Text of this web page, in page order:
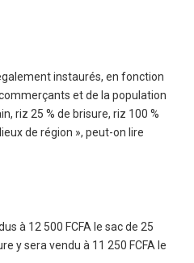
instaurés, en fonction
et de la population
riz 25 % de brisure, riz 100 %
de région », peut-on lire
à 12 500 FCFA le sac de 25
y sera vendu à 11 250 FCFA le